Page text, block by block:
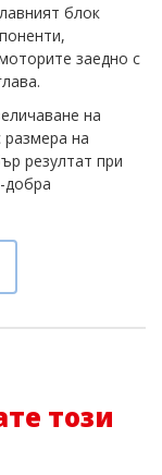
блок
заедно с
на
на
резултат при
добра
този